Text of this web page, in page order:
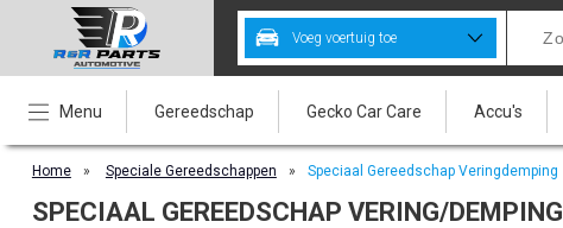
Voeg voertuig toe
Menu Gereedschap Gecko Car Care Accu's
Home » Speciale Gereedschappen » Speciaal Gereedschap Veringdemping
SPECIAAL GEREEDSCHAP VERING/DEMPING